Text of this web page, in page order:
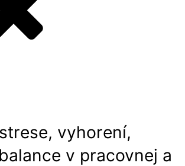
vyhorení,
v pracovnej a